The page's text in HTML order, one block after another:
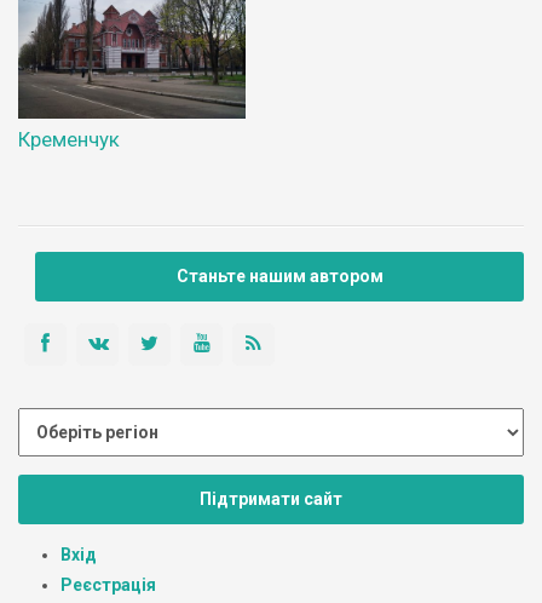
Кременчук
Станьте нашим автором
Підтримати сайт
Вхід
Реєстрація